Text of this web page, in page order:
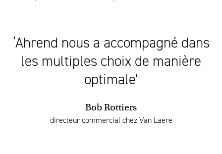
‘Ahrend nous a accompagné dans
les multiples choix de manière
optimale’
Bob Rottiers
directeur commercial chez Van Laere